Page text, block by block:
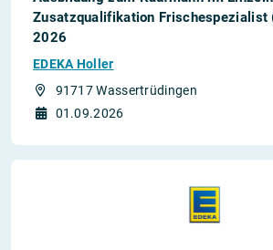
Zusatzqualifikation Frischespezialist
2026
EDEKA Holler
91717 Wassertrüdingen
01.09.2026